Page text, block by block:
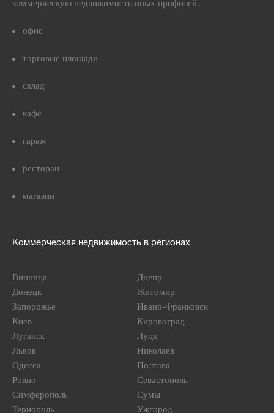
коммерческую недвижимость иных профилей.
офис
торговые площади
склад
кафе
гараж
ресторан
магазин
Коммерческая недвижимость в регионах
Винница
Днепр
Донецк
Житомир
Запорожье
Ивано-Франковск
Киев
Кировоград
Луганск
Луцк
Львов
Николаев
Одесса
Полтава
Ровно
Севастополь
Симферополь
Сумы
Тернополь
Ужгород